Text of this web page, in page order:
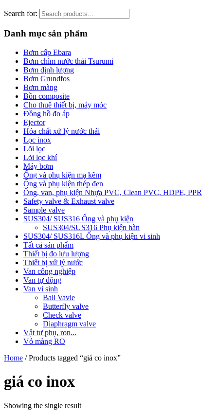
Search for:
Danh mục sản phẩm
Bơm cấp Ebara
Bơm chìm nước thải Tsurumi
Bơm định lượng
Bơm Grundfos
Bơm màng
Bồn composite
Cho thuê thiết bị, máy móc
Đồng hồ đo áp
Ejector
Hóa chất xử lý nước thải
Lọc inox
Lõi lọc
Lõi lọc khí
Máy bơm
Ống và phụ kiện mạ kẽm
Ống và phụ kiện thép đen
Ống, van, phụ kiện Nhựa PVC, Clean PVC, HDPE, PPR
Safety valve & Exhaust valve
Sample valve
SUS304/ SUS316 Ống và phụ kiện
SUS304/SUS316 Phụ kiện hàn
SUS304/ SUS316L Ống và phụ kiện vi sinh
Tất cả sản phẩm
Thiết bị đo lưu lượng
Thiết bị xử lý nước
Van công nghiệp
Van tự động
Van vi sinh
Ball Vavle
Butterfly valve
Check valve
Diaphragm valve
Vật tư phụ, ron...
Vỏ màng RO
Home / Products tagged “giá co inox”
giá co inox
Showing the single result